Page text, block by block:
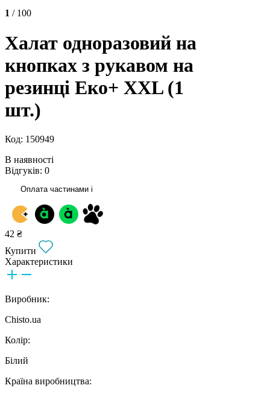
1 / 100
Халат одноразовий на
кнопках з рукавом на
резинці Еко+ ХXL (1
шт.)
Код: 150949
В наявності
Відгуків: 0
Оплата частинами i
42 ₴
Купити
Характеристики
Виробник:
Chisto.ua
Колір:
Білий
Країна виробництва: